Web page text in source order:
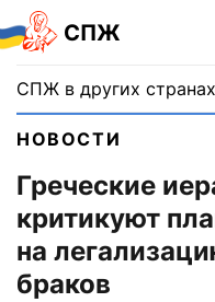
СПЖ
СПЖ в других
НОВОСТИ
Греческие
критикуют
на
браков